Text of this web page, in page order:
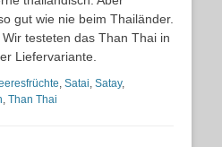
gut wie nie beim Thailänder.
testeten das Than Thai in
Liefervariante.
, Satai, Satay,
, Than Thai